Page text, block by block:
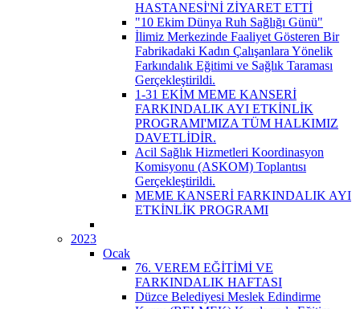
HASTANESİ'Nİ ZİYARET ETTİ
"10 Ekim Dünya Ruh Sağlığı Günü"
İlimiz Merkezinde Faaliyet Gösteren Bir
Fabrikadaki Kadın Çalışanlara Yönelik
Farkındalık Eğitimi ve Sağlık Taraması
Gerçekleştirildi.
1-31 EKİM MEME KANSERİ
FARKINDALIK AYI ETKİNLİK
PROGRAMI'MIZA TÜM HALKIMIZ
DAVETLİDİR.
Acil Sağlık Hizmetleri Koordinasyon
Komisyonu (ASKOM) Toplantısı
Gerçekleştirildi.
MEME KANSERİ FARKINDALIK AYI
ETKİNLİK PROGRAMI
2023
Ocak
76. VEREM EĞİTİMİ VE
FARKINDALIK HAFTASI
Düzce Belediyesi Meslek Edindirme